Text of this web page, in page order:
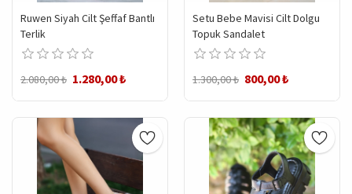
Ruwen Siyah Cilt Şeffaf Bantlı
Terlik
2.080,00 ₺ 1.280,00 ₺
Setu Bebe Mavisi Cilt Dolgu
Topuk Sandalet
1.300,00 ₺ 800,00 ₺